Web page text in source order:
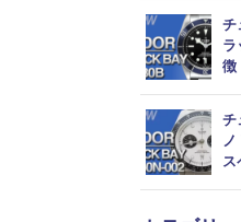
チ
ラ
徴
チ
ノ
ス